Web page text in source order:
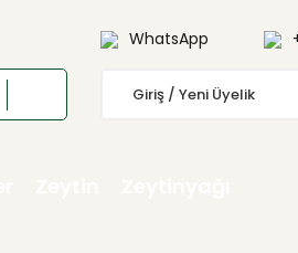
WhatsApp
Giriş / Yeni Üyelik